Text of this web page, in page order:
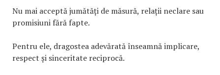
Nu mai acceptă jumătăți de măsură, relații neclare sau
promisiuni fără fapte.
Pentru ele, dragostea adevărată înseamnă implicare,
respect și sinceritate reciprocă.